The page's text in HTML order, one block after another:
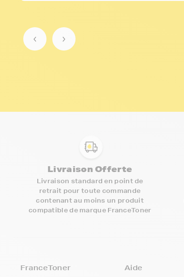
Livraison Offerte
Livraison standard en point de
retrait pour toute commande
contenant au moins un produit
compatible de marque FranceToner
FranceToner Aide